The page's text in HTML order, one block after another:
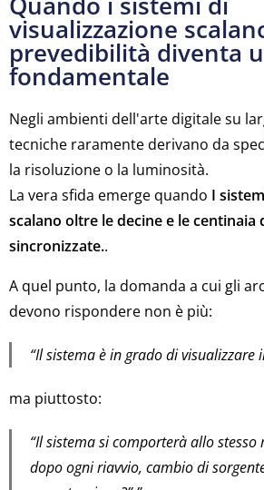
visualizzazione
prevedibilità diventa
fondamentale
Negli ambienti dell'arte digitale su
tecniche raramente derivano da
la risoluzione o la luminosità.
La vera sfida emerge quando I
scalano oltre le decine e le centinaia
sincronizzate..
A quel punto, la domanda a cui gli
devono rispondere non è più:
“Il sistema è in grado di visualizzare
ma piuttosto:
“Il sistema si comporterà allo
dopo ogni riavvio, cambio di